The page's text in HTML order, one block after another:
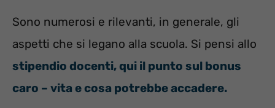
Sono numerosi e rilevanti, in generale, gli
aspetti che si legano alla scuola. Si pensi allo
stipendio docenti, qui il punto sul bonus
caro – vita e cosa potrebbe accadere.